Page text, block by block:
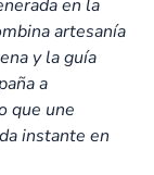
en la
artesanía
y la guía
a
que une
instante en